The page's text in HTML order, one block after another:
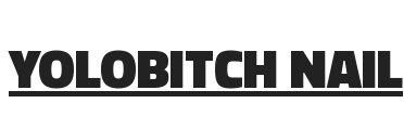
YOLOBITCH NAIL